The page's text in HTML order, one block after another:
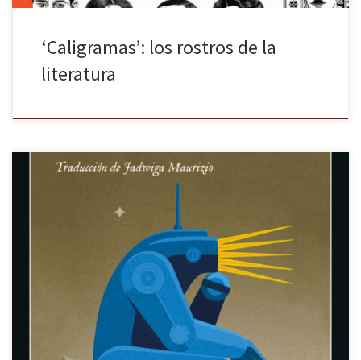
‘Caligramas’: los rostros de la
literatura
¿Cuál es el origen de nuestro mundo? Pudo ser una explosión de
materia, pudo ser Gea (a la que hijos, nietos y bisnietos quitaron
protagonismo), pudo ser un dios aburrido y vengativo que
descansó al séptimo día o pudieron ser unos seres
aparentemente frágiles, pero ignominiosamente violentos, que
creyeron ser […]